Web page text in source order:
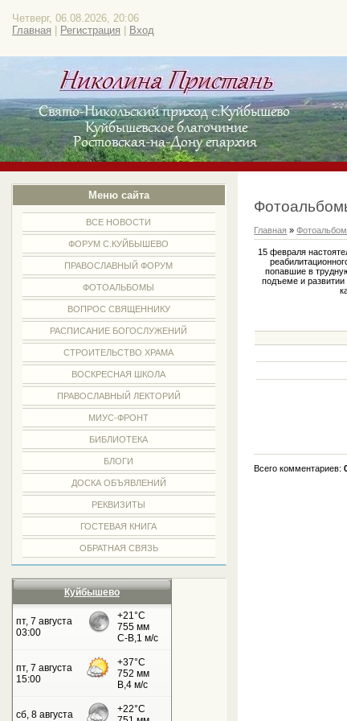
Четверг, 06.08.2026, 20:06
Главная
Регистрация Вход
Меню сайта
ВСЕ НОВОСТИ
ФОРУМ С.КУЙБЫШЕВО
ПРАВОСЛАВНЫЙ ФОРУМ
ФОТОАЛЬБОМЫ
ВОПРОС СВЯЩЕННИКУ
РАСПИСАНИЕ БОГОСЛУЖЕНИЙ
СТРОИТЕЛЬСТВО ХРАМА
ВОСКРЕСНАЯ ШКОЛА
ПРАВОСЛАВНЫЙ ЛЕКТОРИЙ
МИУС-ФРОНТ
БИБЛИОТЕКА
БЛОГИ
ДОСКА ОБЪЯВЛЕНИЙ
РЕКВИЗИТЫ
ГОСТЕВАЯ КНИГА
ОБРАТНАЯ СВЯЗЬ
Куйбышево
Главная »Фотоальбом
15 февраля
попавшие в
подъеме и
Всего комментариев: